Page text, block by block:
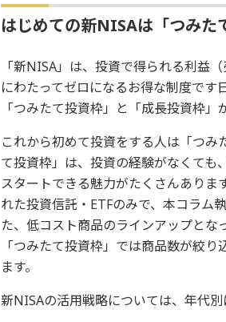
はじめての新NISAは「つみた
「新NISA」は、投資で得られる利益
にわたってゼロになるお得な制度で
「つみたて投資枠」と「成長投資枠」
これから初めて投資をする人は「つ
て投資枠」は、投資の経験がなくても
スタートできる魅力がたくさんありま
れた投資信託・ETFのみで、本コラム
た、低コスト商品のラインアップとな
「つみたて投資枠」では商品数が絞
ます。
新NISAの活用戦略については、年代